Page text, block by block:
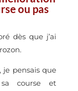
ou pas
dès que j’ai
je pensais que
course et